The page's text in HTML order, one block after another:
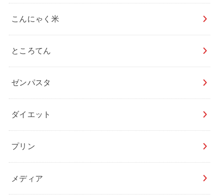
こんにゃく米
ところてん
ゼンパスタ
ダイエット
プリン
メディア